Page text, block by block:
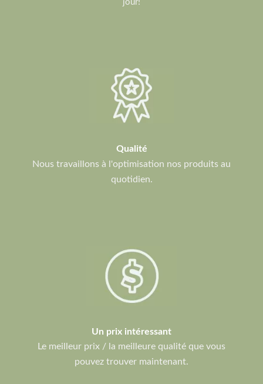
jour!
Qualité
Nous travaillons à l'optimisation nos produits au
quotidien.
Un prix intéressant
Le meilleur prix / la meilleure qualité que vous
pouvez trouver maintenant.